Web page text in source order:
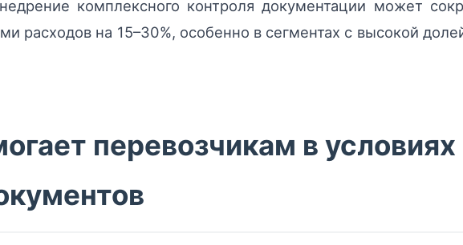
комплексного контроля документации может
расходов на 15–30%, особенно в сегментах с высокой
перевозчикам в условиях